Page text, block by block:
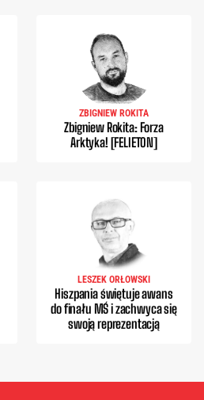
ZBIGNIEW ROKITA
Zbigniew Rokita: Forza
Arktyka! [FELIETON]
LESZEK ORŁOWSKI
Hiszpania świętuje awans
do finału MŚ i zachwyca się
swoją reprezentacją